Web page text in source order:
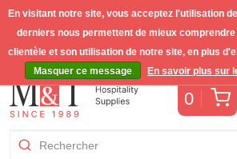
0
En visitant notre site, vous acceptez l'utilisation
derniers nous permettent de mieux
clientèle et son utilisation de notre site, en plus
Masquer ce message
En savoir plus sur